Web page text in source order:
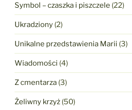
Symbol – czaszka i piszczele (22)
Ukradziony (2)
Unikalne przedstawienia Marii (3)
Wiadomości (4)
Z cmentarza (3)
Żeliwny krzyż (50)